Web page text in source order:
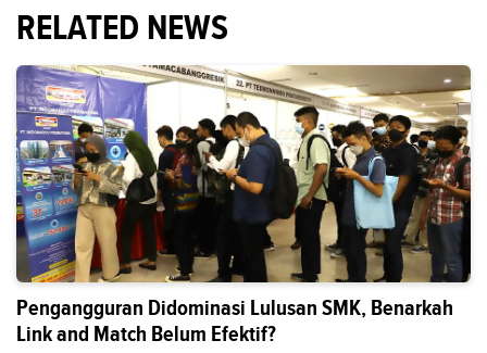
RELATED NEWS
Pengangguran Didominasi Lulusan SMK, Benarkah
Link and Match Belum Efektif?